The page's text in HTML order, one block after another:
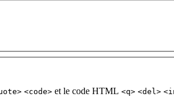
<code> et le code HTML <q> <del>